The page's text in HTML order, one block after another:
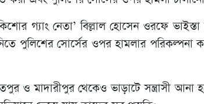
গ্যাং নেতা’ বিল্লাল হোসেন ওরফে ভাইস্তা
পুলিশের সোর্সের ওপর হামলার পরিকল্পনা
ও মাদারীপুর থেকেও ভাড়াটে সন্ত্রাসী আনা